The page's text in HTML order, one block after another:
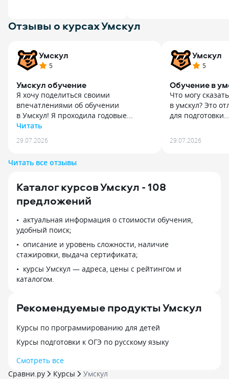
Отзывы о курсах Умскул
Умскул
5
Умскул обучение
Я хочу поделиться своими
впечатлениями об обучении
в Умскул! Я проходила годовые...
Читать
Я хочу поделиться своими
впечатлениями об обучении
по базовой математике, истории,
и хочу сказать, что всё было просто
замечательно! Учителя объясняют
понятно и качественно доносят
материал, все удобно
структурировано. Благодаря таким
в школе, я ощутила, что мои знания
стали намного лучше, и по итогу
результаты были выше моих
ожиданий!
29.07.2026
Умскул
5
Обучение в
Что могу
в умскул? Это
для
в умскул? Это
для
на 71,75 и 91.
по русскому
что хотелось
29.07.2026
Читать все отзывы
Каталог курсов Умскул - 108
предложений
актуальная информация о стоимости обучения,
удобный поиск;
описание и уровень сложности, наличие
стажировки, выдача сертификата;
курсы Умскул — адреса, цены с рейтингом и
каталогом.
Рекомендуемые продукты Умскул
Курсы по программированию для детей
Курсы подготовки к ОГЭ по русскому языку
Смотреть все
Сравни.ру
Курсы Умскул